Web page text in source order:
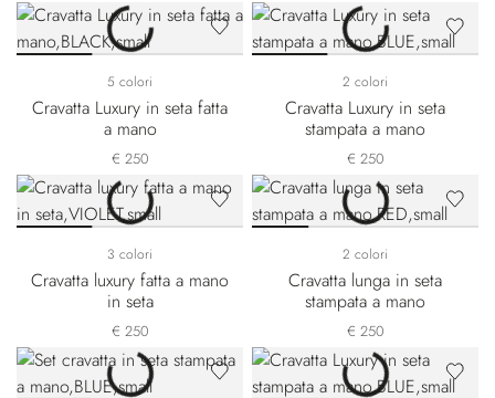
5 colori
Cravatta Luxury in seta fatta
a mano
€ 250
2 colori
Cravatta Luxury in seta
stampata a mano
€ 250
3 colori
Cravatta luxury fatta a mano
in seta
€ 250
2 colori
Cravatta lunga in seta
stampata a mano
€ 250